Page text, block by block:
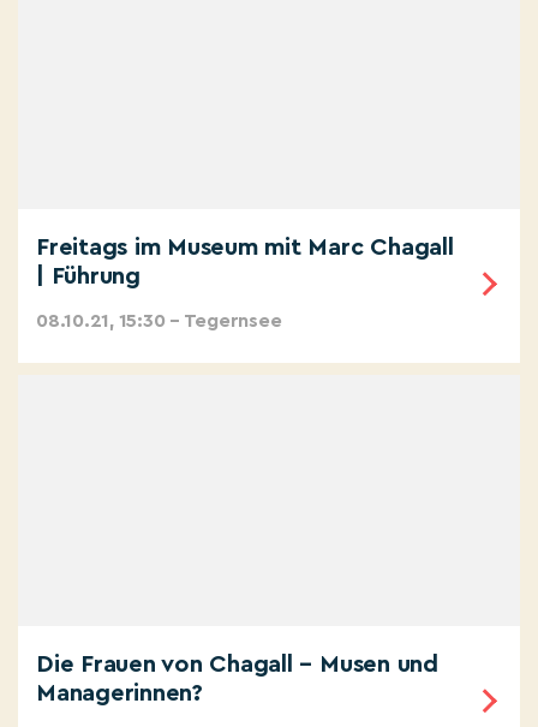
Freitags im Museum mit Marc Chagall
| Führung
08.10.21, 15:30 – Tegernsee
Die Frauen von Chagall – Musen und
Managerinnen?